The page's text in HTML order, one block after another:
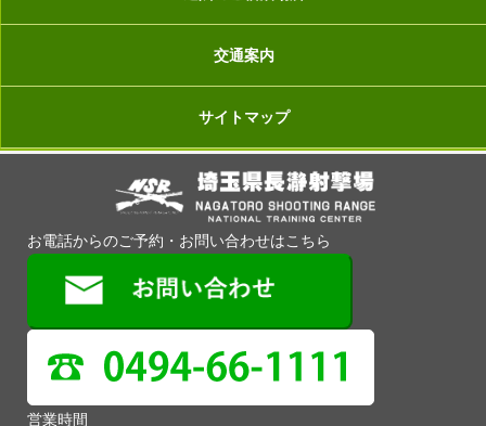
交通案内
サイトマップ
お電話からのご予約・お問い合わせはこちら
営業時間